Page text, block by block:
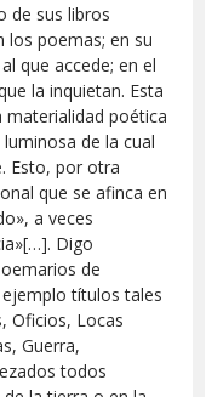
de sus libros
los poemas; en su
que accede; en el
la inquietan. Esta
materialidad poética
de la cual
Esto, por otra
que se afinca en
a veces
Digo
de
títulos tales
Oficios, Locas
Guerra,
todos